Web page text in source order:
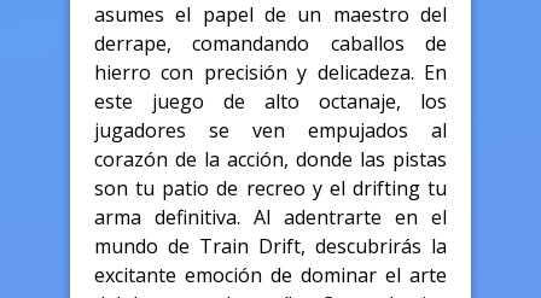
asumes el papel de un maestro del
derrape, comandando caballos de
hierro con precisión y delicadeza. En
este juego de alto octanaje, los
jugadores se ven empujados al
corazón de la acción, donde las pistas
son tu patio de recreo y el drifting tu
arma definitiva. Al adentrarte en el
mundo de Train Drift, descubrirás la
excitante emoción de dominar el arte